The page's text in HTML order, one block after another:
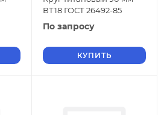
ВТ18 ГОСТ 26492-85
По запросу
КУПИТЬ